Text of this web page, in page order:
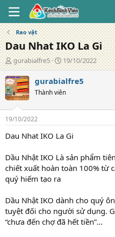
Rao vặt
Dau Nhat IKO La Gi
T
á
c
g
i
ả
gurabialfre5
N
g
à
đ
g
19/10/2022
gurabialfre5
Thành viên
19/10/2022
Dau Nhat IKO La Gi
Dầu Nhật IKO Là sản phẩm
chiết xuất hoàn toàn 100% từ
quý hiếm tạo ra
Dầu Nhật IKO dành cho quý
tuyệt đối cho người sử dụng.
“chưa đến chợ đã hết tiền”…